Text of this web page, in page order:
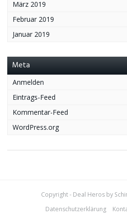
März 2019
Februar 2019
Januar 2019
Meta
Anmelden
Eintrags-Feed
Kommentar-Feed
WordPress.org
Copyright - Deal Heros by
Datenschutzerklärung